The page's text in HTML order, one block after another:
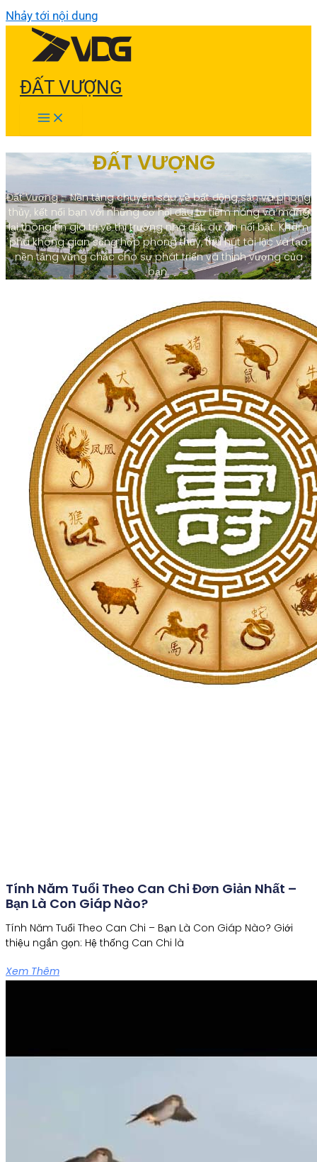
Nhảy tới nội dung
ĐẤT VƯỢNG
ĐẤT VƯỢNG
Đất Vượng – Nền tảng chuyên sâu về bất động sản và phong
thủy, kết nối bạn với những cơ hội đầu tư tiềm năng và mang
lại thông tin giá trị về thị trường nhà đất, dự án nổi bật. Khám
phá không gian sống hợp phong thủy, thu hút tài lộc và tạo
nền tảng vững chắc cho sự phát triển và thịnh vượng của
bạn.
Tính Năm Tuổi Theo Can Chi Đơn Giản Nhất –
Bạn Là Con Giáp Nào?
Tính Năm Tuổi Theo Can Chi – Bạn Là Con Giáp Nào? Giới
thiệu ngắn gọn: Hệ thống Can Chi là
Xem Thêm